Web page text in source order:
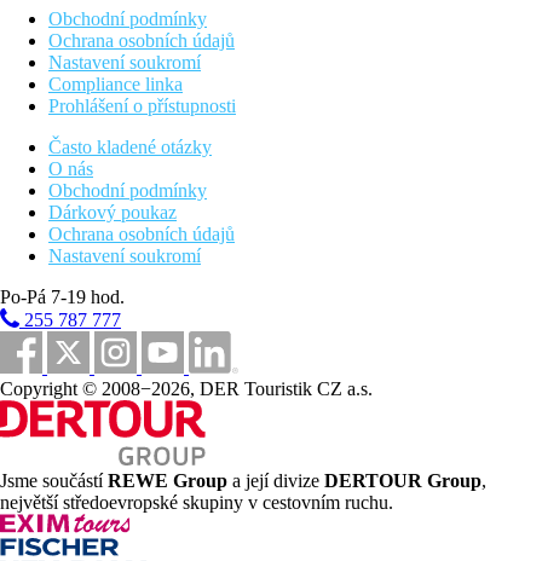
dětská postýlka zdarma
Popis pláže
dlouhá oblázková pláž
pozvolný vstup do moře přímo u hotelu
lehátka a slunečníky zdarma
Strava
All inclusive
Snídaně, oběd a večeře formou bufetu
Lehký snack během dne
Vybrané alkoholické a nealkoholické nápoje místní
výroby (10.00–23.00 hod.)
Sportovní aktivity zdarma
kulečník
stolní tenis
plážový volejbal
občasné animační a zábavné programy
Internet
wifi v lobby a u bazénu (zdarma)
Obchodní podmínky
Ochrana osobních údajů
Nastavení soukromí
Compliance linka
Prohlášení o přístupnosti
Často kladené otázky
O nás
Obchodní podmínky
Dárkový poukaz
Ochrana osobních údajů
Nastavení soukromí
Po-Pá 7-19 hod.
255 787 777
Copyright © 2008−2026, DER Touristik CZ a.s.
Jsme součástíREWE Group a její divize DERTOUR Group,
největší středoevropské skupiny v cestovním ruchu.